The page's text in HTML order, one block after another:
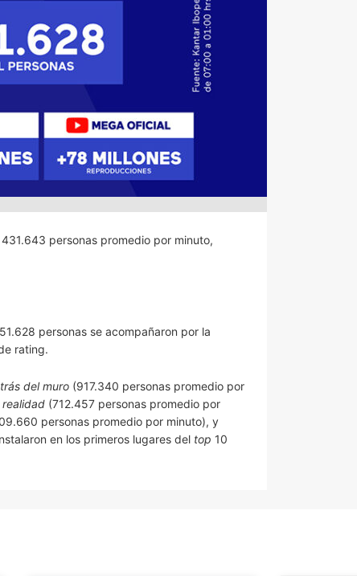
personas promedio por minuto,
personas se acompañaron por la
rating.
del muro (917.340 personas promedio por
(712.457 personas promedio por
personas promedio por minuto), y
en los primeros lugares del top 10